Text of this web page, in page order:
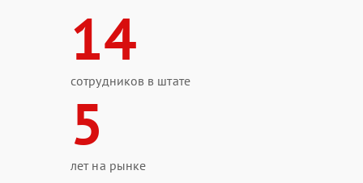
14
сотрудников в штате
5
лет на рынке